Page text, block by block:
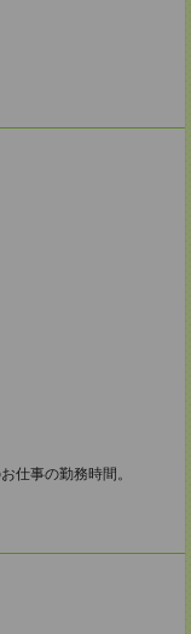
仕事の勤務時間。